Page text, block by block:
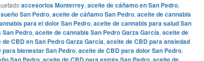
accesorios Monterrey, aceite de cáñamo en San Pedro,
San Pedro, aceite de cáñamo San Pedro, aceite de cannabis
para el dolor San Pedro, aceite de cannabis para salud San
San Pedro, aceite de cannabis San Pedro Garza García, aceite de
de CBD en San Pedro Garza García, aceite de CBD para ansiedad
para bienestar San Pedro, aceite de CBD para dolor San Pedro,
, ,